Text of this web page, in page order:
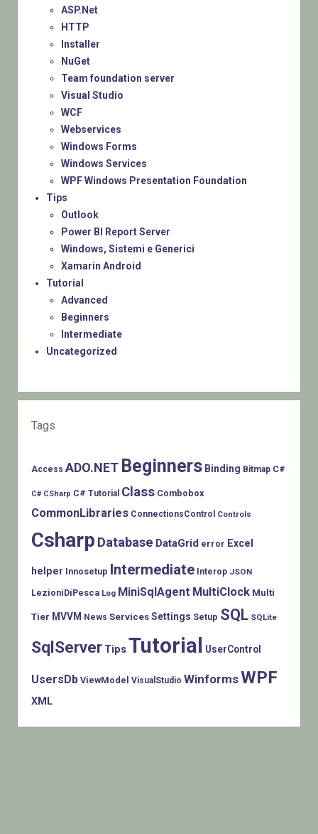
ASP.Net
HTTP
Installer
NuGet
Team foundation server
Visual Studio
WCF
Webservices
Windows Forms
Windows Services
WPF Windows Presentation Foundation
Tips
Outlook
Power BI Report Server
Windows, Sistemi e Generici
Xamarin Android
Tutorial
Advanced
Beginners
Intermediate
Uncategorized
Tags
Access ADO.NET Beginners Binding Bitmap C#
C# CSharp C# Tutorial Class Combobox
CommonLibraries ConnectionsControl Controls
Csharp Database DataGrid error Excel
helper Innosetup Intermediate Interop JSON
LezioniDiPesca Log MiniSqlAgent MultiClock Multi
Tier MVVM News Services Settings Setup SQL SQLite
SqlServer TipsTutorial UserControl
UsersDb ViewModel VisualStudio WinformsWPF
XML